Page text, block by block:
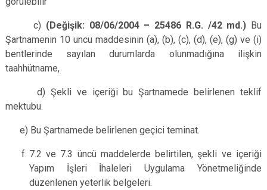
c) (Değişik: 08/06/2004 – 25486 R.G. /42 md.) Bu
Şartnamenin 10 uncu maddesinin (a), (b), (c), (d), (e), (g) ve (i)
bentlerinde sayılan durumlarda olunmadığına ilişkin
taahhütname,
d) Şekli ve içeriği bu Şartnamede belirlenen teklif
mektubu.
e) Bu Şartnamede belirlenen geçici teminat.
7.2 ve 7.3 üncü maddelerde belirtilen, şekli ve içeriği
Yapım İşleri İhaleleriUygulama Yönetmeliğinde
düzenlenen yeterlik belgeleri.